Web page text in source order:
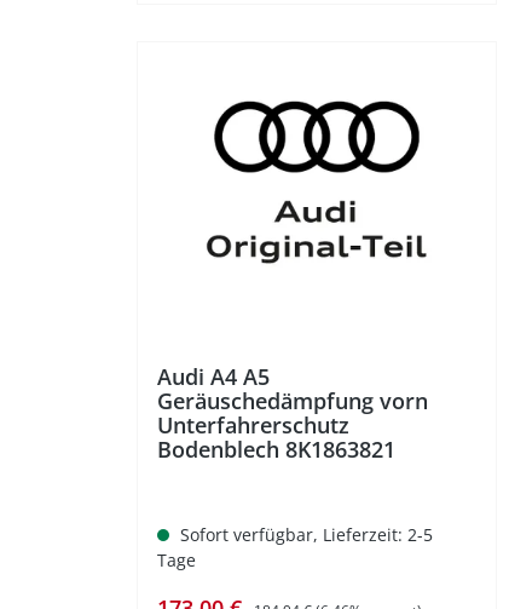
Audi A4 A5
Geräuschedämpfung vorn
Unterfahrerschutz
Bodenblech 8K1863821
Sofort verfügbar, Lieferzeit: 2-5
Tage
Regulärer Preis: